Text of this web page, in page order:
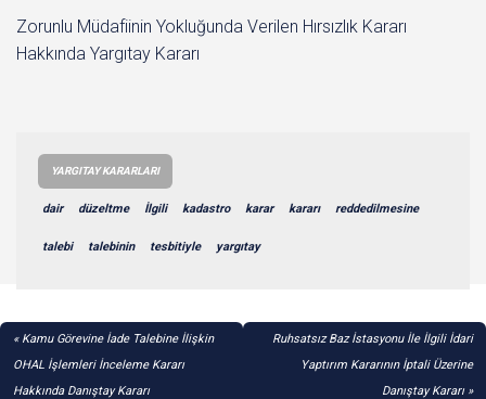
Zorunlu Müdafiinin Yokluğunda Verilen Hırsızlık Kararı
Hakkında Yargıtay Kararı
YARGITAY KARARLARI
dair düzeltme İlgili kadastro karar kararı reddedilmesine
talebi talebinin tesbitiyle yargıtay
YAZI
GEZINMESI
Kamu Görevine İade Talebine İlişkin
OHAL İşlemleri İnceleme Kararı
Hakkında Danıştay Kararı
Ruhsatsız Baz İstasyonu İle İlgili İdari
Yaptırım Kararının İptali Üzerine
Danıştay Kararı